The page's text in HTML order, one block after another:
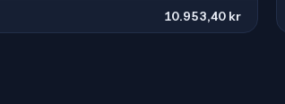
10.953,40 kr